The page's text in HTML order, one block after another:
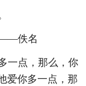
——佚名
一点，那么，你
爱你多一点，那